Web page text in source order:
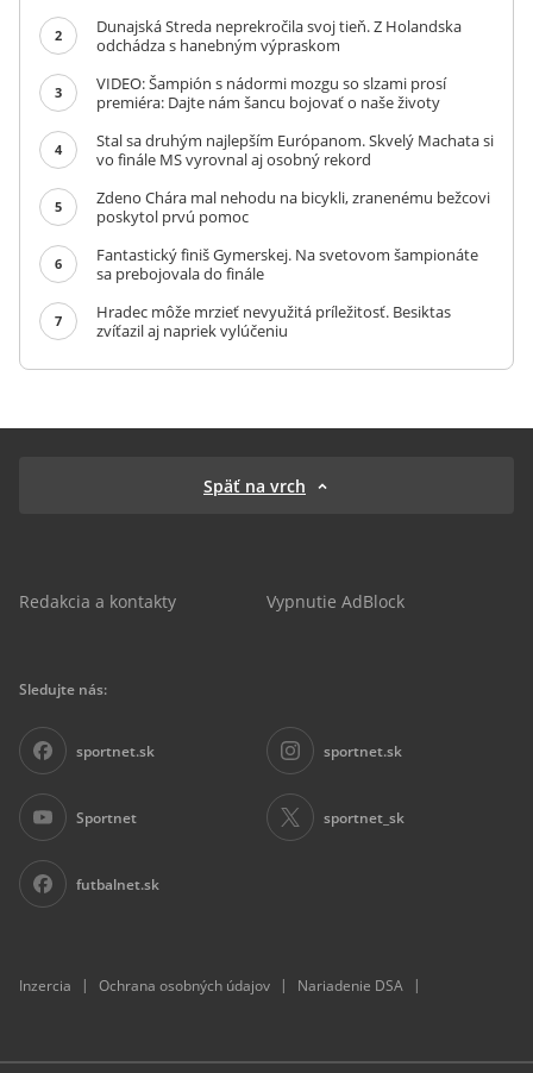
2
Dunajská Streda neprekročila svoj tieň. Z Holandska
odchádza s hanebným výpraskom
3
VIDEO: Šampión s nádormi mozgu so slzami prosí
premiéra: Dajte nám šancu bojovať o naše životy
4
Stal sa druhým najlepším Európanom. Skvelý Machata si
vo finále MS vyrovnal aj osobný rekord
5
Zdeno Chára mal nehodu na bicykli, zranenému bežcovi
poskytol prvú pomoc
6
Fantastický finiš Gymerskej. Na svetovom šampionáte
sa prebojovala do finále
7
Hradec môže mrzieť nevyužitá príležitosť. Besiktas
zvíťazil aj napriek vylúčeniu
Späť na vrch
Redakcia a kontakty Vypnutie AdBlock
Sledujte nás:
sportnet.sk sportnet.sk
Sportnet sportnet_sk
futbalnet.sk
Inzercia | Ochrana osobných údajov | Nariadenie DSA |